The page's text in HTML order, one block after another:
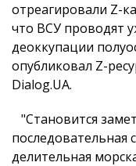
отреагировали Z-
что ВСУ проводят
деоккупации
опубликовал Z-
Dialog.UA.
"Становится
последовательная
делительная